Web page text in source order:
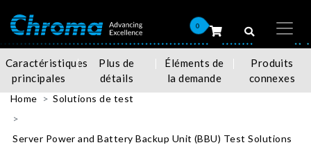
0
Caractéristiques
principales
Plus de
détails
Éléments de
la demande
Produits
connexes
Home Solutions de test
Server Power and Battery Backup Unit (BBU) Test Solutions